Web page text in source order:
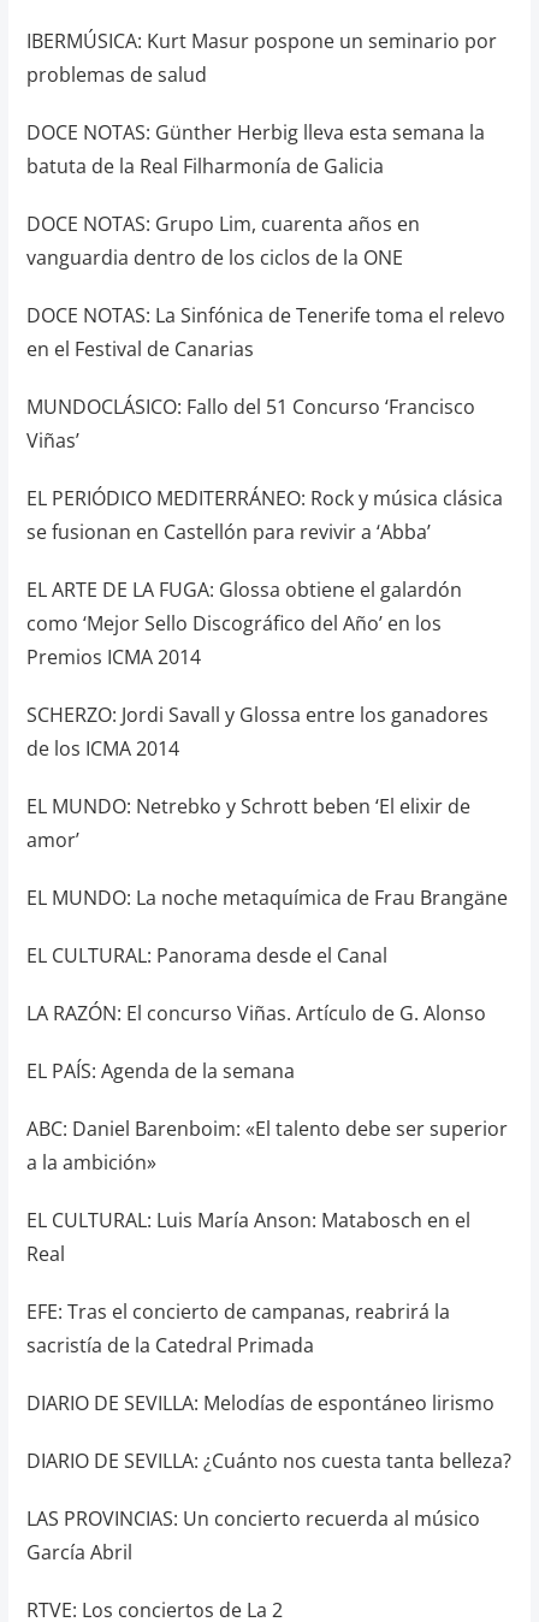
IBERMÚSICA: Kurt Masur pospone un seminario por
problemas de salud
DOCE NOTAS: Günther Herbig lleva esta semana la
batuta de la Real Filharmonía de Galicia
DOCE NOTAS: Grupo Lim, cuarenta años en
vanguardia dentro de los ciclos de la ONE
DOCE NOTAS: La Sinfónica de Tenerife toma el relevo
en el Festival de Canarias
MUNDOCLÁSICO: Fallo del 51 Concurso ‘Francisco
Viñas’
EL PERIÓDICO MEDITERRÁNEO: Rock y música clásica
se fusionan en Castellón para revivir a ‘Abba’
EL ARTE DE LA FUGA: Glossa obtiene el galardón
como ‘Mejor Sello Discográfico del Año’ en los
Premios ICMA 2014
SCHERZO: Jordi Savall y Glossa entre los ganadores
de los ICMA 2014
EL MUNDO: Netrebko y Schrott beben ‘El elixir de
amor’
EL MUNDO: La noche metaquímica de Frau Brangäne
EL CULTURAL: Panorama desde el Canal
LA RAZÓN: El concurso Viñas. Artículo de G. Alonso
EL PAÍS: Agenda de la semana
ABC: Daniel Barenboim: «El talento debe ser superior
a la ambición»
EL CULTURAL: Luis María Anson: Matabosch en el
Real
EFE: Tras el concierto de campanas, reabrirá la
sacristía de la Catedral Primada
DIARIO DE SEVILLA: Melodías de espontáneo lirismo
DIARIO DE SEVILLA: ¿Cuánto nos cuesta tanta belleza?
LAS PROVINCIAS: Un concierto recuerda al músico
García Abril
RTVE: Los conciertos de La 2